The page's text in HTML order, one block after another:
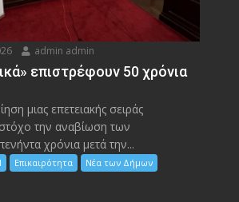
admin admin
επιστρέφουν 50 χρόνια
μιας επετειακής σειράς
την αναβίωση των
χρόνια μετά την...
Επικαιρότητα
Νέα των Δήμων